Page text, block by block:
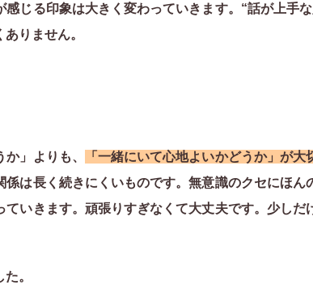
じる印象は大きく変わっていきます。“話が上手
りません。
」よりも、 「一緒にいて心地よいかどうか」が大
は長く続きにくいものです。無意識のクセにほん
いきます。頑張りすぎなくて大丈夫です。少しだ
。